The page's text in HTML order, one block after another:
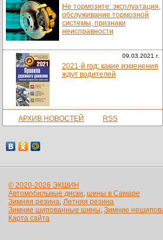
Не тормозите: эксплуатация,
обслуживание тормозной
системы, признаки
неисправности
09.03.2021 г.
2021-й год: какие изменения
ждут водителей
АРХИВ НОВОСТЕЙ RSS
© 2020-2026 ЭКШИН
Автомобильные диски, шины в Самаре
Зимняя резина, Летняя резина
Зимние шипованные шины, Зимние
Карта сайта